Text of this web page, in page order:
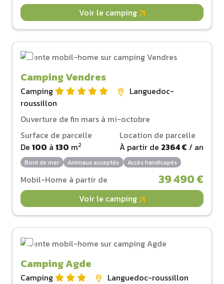
Voir le camping
Camping Vendres
Camping
Languedoc-
roussillon
Ouverture de fin mars à mi-octobre
Surface de parcelle
De 100 à 130 m2
Location de parcelle
À partir de 2364 € / an
Bord de mer Animaux acceptés Accès handicapés
Mobil-Home à partir de 39 490 €
Voir le camping
Camping Agde
Camping
Languedoc-roussillon